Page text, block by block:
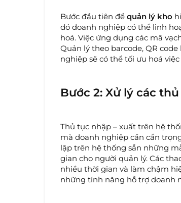
Bước đầu tiên để quản lý kho
đó doanh nghiệp có thể linh
hoá. Việc ứng dụng các mã
Quản lý theo barcode, QR
nghiệp sẽ có thể tối ưu hoá việc
Bước 2: Xử lý các
Thủ tục nhập – xuất trên hệ
mà doanh nghiệp cần cẩn
lập trên hệ thống sẵn những
gian cho người quản lý. Các
nhiều thời gian và làm chậm
những tính năng hỗ trợ doanh